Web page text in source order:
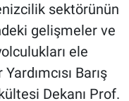
sektörünün
gelişmeler ve
ele
Barış
Dekanı Prof.